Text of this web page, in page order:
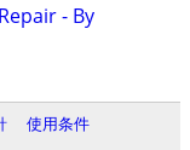
- By
使用条件